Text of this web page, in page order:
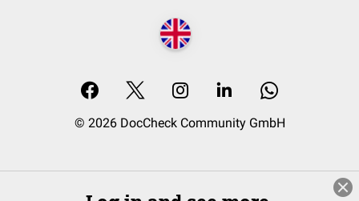
© 2026 DocCheck Community GmbH